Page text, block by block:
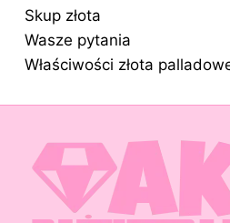
Skup złota
Wasze pytania
Właściwości złota